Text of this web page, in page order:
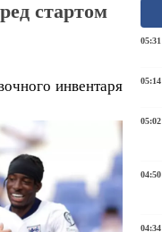
стартом
инвентаря
05:31
05:14
05:02
04:50
04:34